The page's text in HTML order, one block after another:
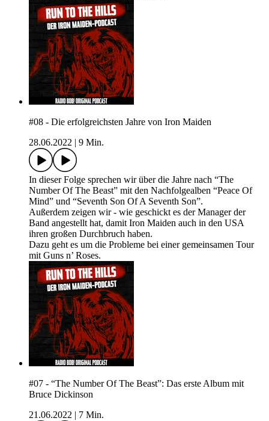
#08 - Die erfolgreichsten Jahre von Iron Maiden
28.06.2022
9 Min.
In dieser Folge sprechen wir über die Jahre nach “The
Number Of The Beast” mit den Nachfolgealben “Peace Of
Mind” und “Seventh Son Of A Seventh Son”.
Außerdem zeigen wir - wie geschickt es der Manager der
Band angestellt hat, damit Iron Maiden auch in den USA
ihren großen Durchbruch haben.
Dazu geht es um die Probleme bei einer gemeinsamen Tour
mit Guns n’ Roses.
#07 - “The Number Of The Beast”: Das erste Album mit
Bruce Dickinson
21.06.2022
7 Min.